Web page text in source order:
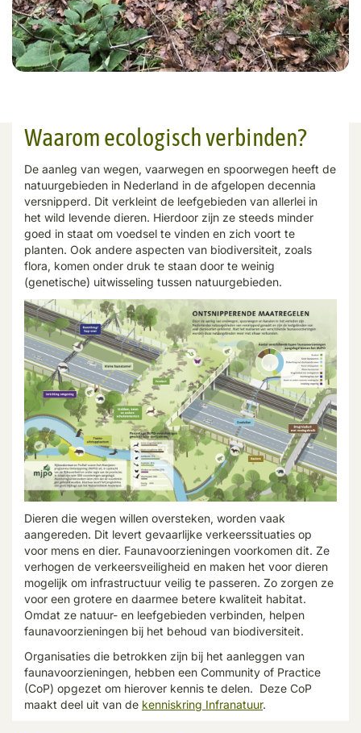
Waarom ecologisch verbinden?
De aanleg van wegen, vaarwegen en spoorwegen heeft de
natuurgebieden in Nederland in de afgelopen decennia
versnipperd. Dit verkleint de leefgebieden van allerlei in
het wild levende dieren. Hierdoor zijn ze steeds minder
goed in staat om voedsel te vinden en zich voort te
planten. Ook andere aspecten van biodiversiteit, zoals
flora, komen onder druk te staan door te weinig
(genetische) uitwisseling tussen natuurgebieden.
Dieren die wegen willen oversteken, worden vaak
aangereden. Dit levert gevaarlijke verkeerssituaties op
voor mens en dier. Faunavoorzieningen voorkomen dit. Ze
verhogen de verkeersveiligheid en maken het voor dieren
mogelijk om infrastructuur veilig te passeren. Zo zorgen ze
voor een grotere en daarmee betere kwaliteit habitat.
Omdat ze natuur- en leefgebieden verbinden, helpen
faunavoorzieningen bij het behoud van biodiversiteit.
Organisaties die betrokken zijn bij het aanleggen van
faunavoorzieningen, hebben een Community of Practice
(CoP) opgezet om hierover kennis te delen. Deze CoP
maakt deel uit van de kenniskring Infranatuur.